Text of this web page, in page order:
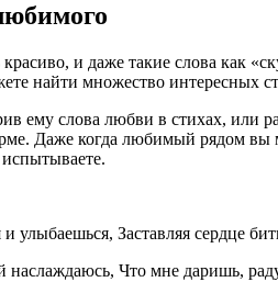
и даже такие слова как
найти множество интересных
ему слова любви в стихах, или
Даже когда любимый рядом вы
улыбаешься, Заставляя сердце
наслаждаюсь, Что мне даришь,